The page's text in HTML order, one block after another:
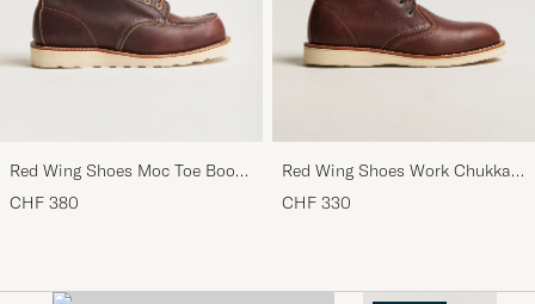
Red Wing Shoes Moc Toe Boot
Briar Oil Slick Leather
CHF 380
Red Wing Shoes Work Chukka
Briar Oil Slick Leather
CHF 330